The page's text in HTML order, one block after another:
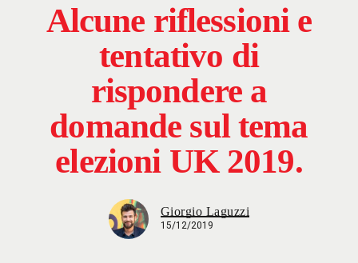
Alcune riflessioni e
tentativo di
rispondere a
domande sul tema
elezioni UK 2019.
Giorgio Laguzzi
15/12/2019